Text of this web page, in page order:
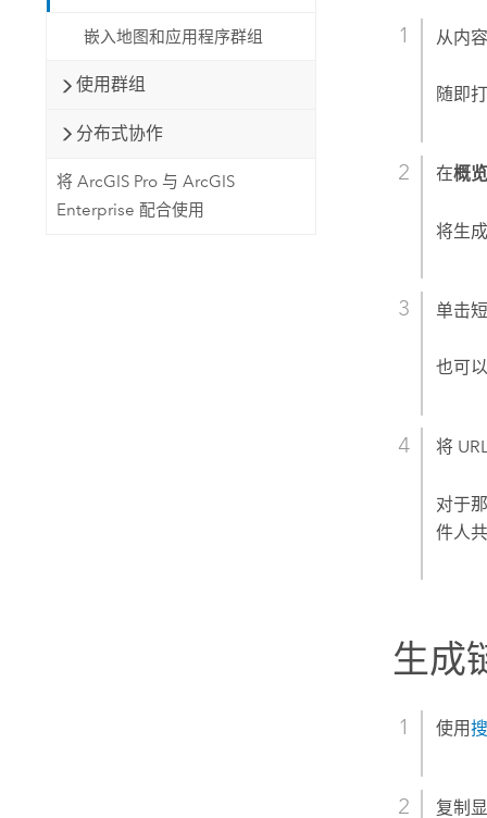
嵌入地图和应用程序群组
使用群组
分布式协作
将 ArcGIS Pro 与 ArcGIS
Enterprise 配合使用
从内
随即
在概
将生
单击
也可
将
对于
件人
生成
使用
复制